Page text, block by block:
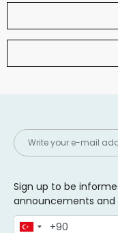
Sign up to be
announcements